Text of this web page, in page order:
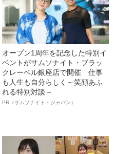
オープン1周年を記念した特別イ
ベントがサムソナイト・ブラッ
クレーベル銀座店で開催 仕事
も人生も自分らしく～笑顔あふ
れる特別対談～
PR（サムソナイト・ジャパン）